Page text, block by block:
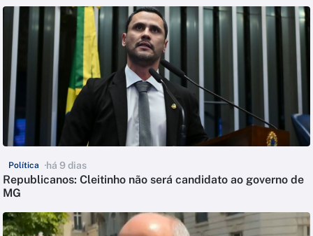
Política há 9 dias
Republicanos: Cleitinho não será candidato ao governo de
MG